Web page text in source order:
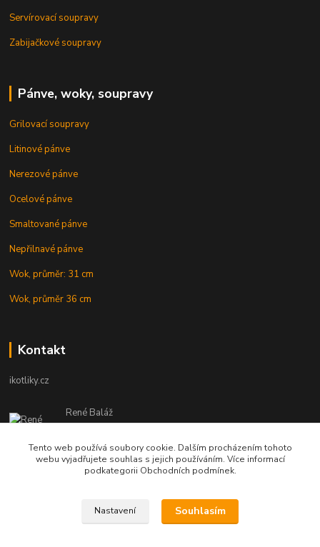
Servírovací soupravy
Zabijačkové soupravy
Pánve, woky, soupravy
Grilovací soupravy
Litinové pánve
Nerezové pánve
Ocelové pánve
Smaltované pánve
Nepřilnavé pánve
Wok, průměr: 31 cm
Wok, průměr 36 cm
Kontakt
ikotliky.cz
René Baláž
Eshop: +421 902 212 007
od 8:00 - do 16:00 hod
info@ikotliky.cz
Tento web používá soubory cookie. Dalším procházením tohoto
webu vyjadřujete souhlas s jejich používáním. Více informací
podkategorii Obchodních podmínek.
Nastavení Souhlasím